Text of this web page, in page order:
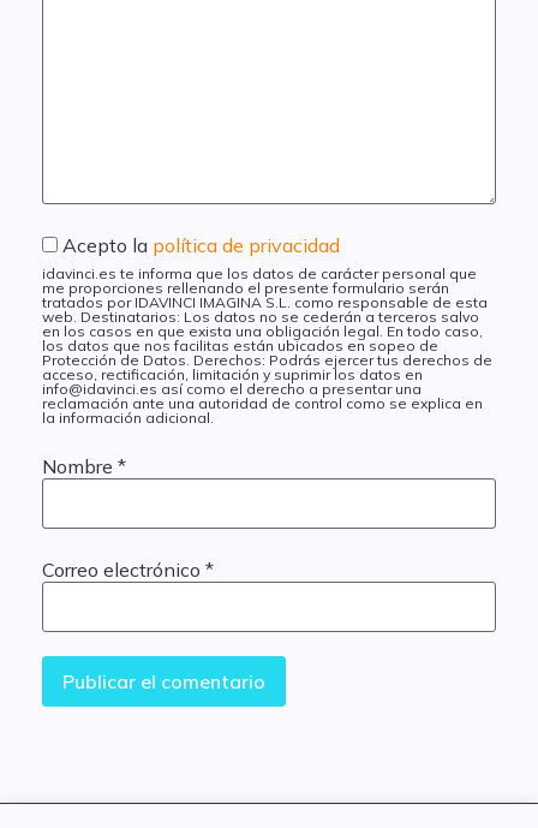
Acepto la política de privacidad
idavinci.es te informa que los datos de carácter personal que
me proporciones rellenando el presente formulario serán
tratados por IDAVINCI IMAGINA S.L. como responsable de esta
web. Destinatarios: Los datos no se cederán a terceros salvo
en los casos en que exista una obligación legal. En todo caso,
los datos que nos facilitas están ubicados en sopeo de
Protección de Datos. Derechos: Podrás ejercer tus derechos de
acceso, rectificación, limitación y suprimir los datos en
info@idavinci.es así como el derecho a presentar una
reclamación ante una autoridad de control como se explica en
la información adicional.
Nombre *
Correo electrónico *